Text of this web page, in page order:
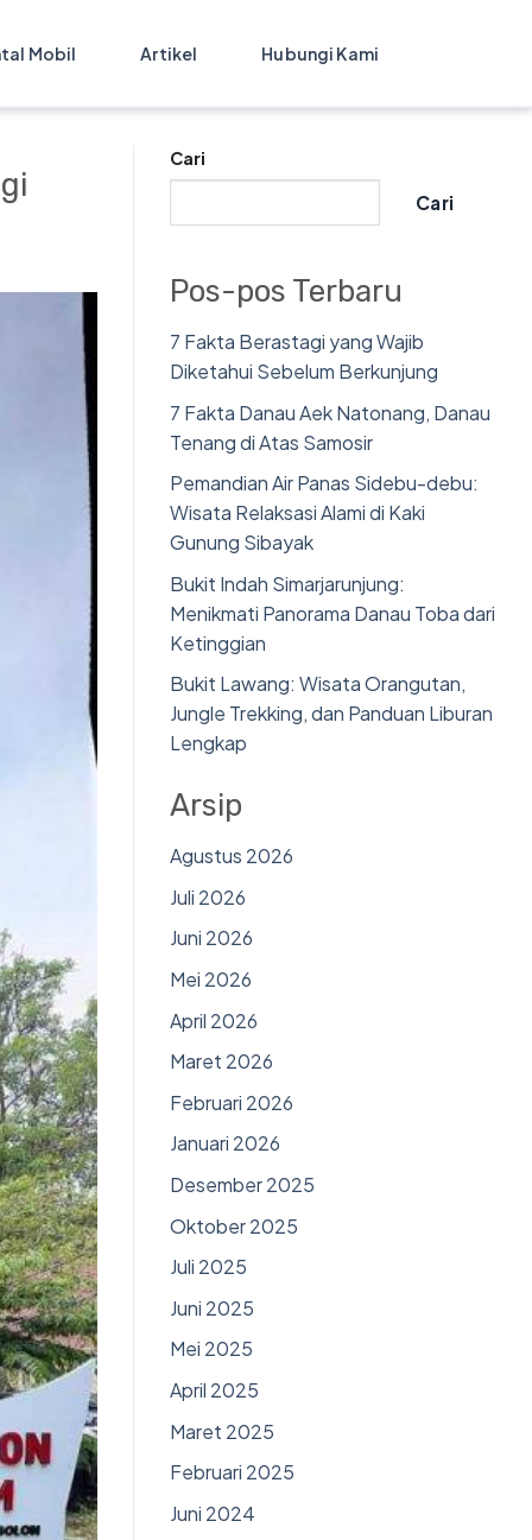
Mobil Artikel Hubungi Kami
Cari
Cari
Pos-pos Terbaru
7 Fakta Berastagi yang Wajib
Diketahui Sebelum Berkunjung
7 Fakta Danau Aek Natonang, Danau
Tenang di Atas Samosir
Pemandian Air Panas Sidebu-debu:
Wisata Relaksasi Alami di Kaki
Gunung Sibayak
Bukit Indah Simarjarunjung:
Menikmati Panorama Danau Toba dari
Ketinggian
Bukit Lawang: Wisata Orangutan,
Jungle Trekking, dan Panduan Liburan
Lengkap
Arsip
Agustus 2026
Juli 2026
Juni 2026
Mei 2026
April 2026
Maret 2026
Februari 2026
Januari 2026
Desember 2025
Oktober 2025
Juli 2025
Juni 2025
Mei 2025
April 2025
Maret 2025
Februari 2025
Juni 2024